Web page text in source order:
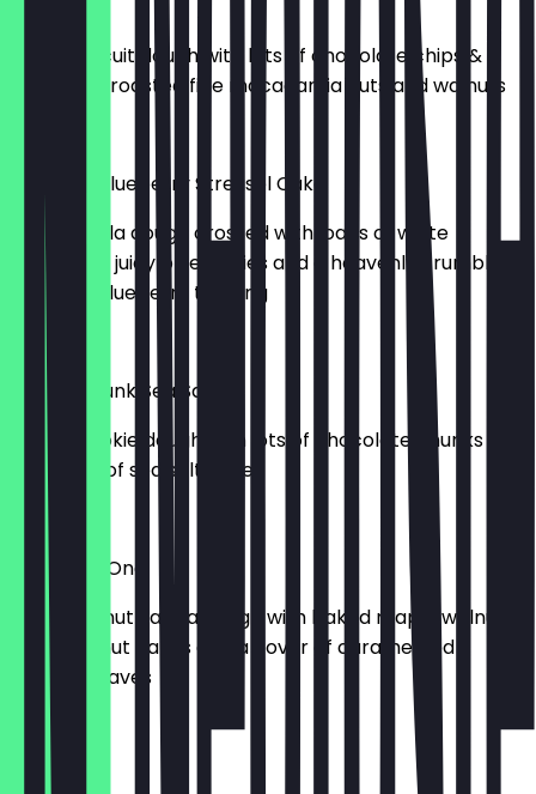
vanilla biscuit dough with lots of chocolate chips & a
mixture of roasted fine macadamia nuts and walnuts
Granny's Blueberry Streusel Cake
white vanilla dough crossed with loads of white
chocolate, juicy blueberries and a heavenly crumbly
streusel-blueberry topping
5,00 €
Choco Chunk Sea Salt
Vanilla cookie dough with lots of chocolate chunks and
a sprinkle of sea salt flakes
5,00 €
The Nutty One
juicy coconut vanilla dough with baked maple walnuts,
soft coconut flakes and a cover of caramelized
almond shaves
5,00 €